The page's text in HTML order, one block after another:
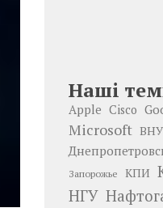
Наші
Apple Cisco
Microsoft
Запорожье КПИ
НГУ